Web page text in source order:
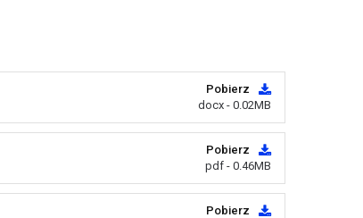
Pobierz
docx - 0.02MB
Pobierz
pdf - 0.46MB
Pobierz